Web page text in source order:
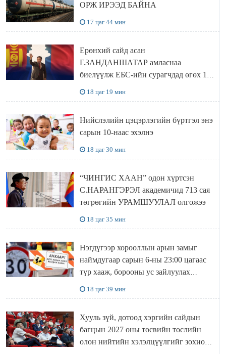
ОРЖ ИРЭЭД БАЙНА
17 цаг 44 мин
Ерөнхий сайд асан
Г.ЗАНДАНШАТАР амласнаа
биелүүлж ЕБС-ийн сурагчдад өгөх 10.
18 цаг 19 мин
Нийслэлийн цэцэрлэгийн бүртгэл энэ
сарын 10-наас эхэлнэ
18 цаг 30 мин
“ЧИНГИС ХААН” одон хүртсэн
С.НАРАНГЭРЭЛ академичид 713 сая
төгрөгийн УРАМШУУЛАЛ олгожээ
18 цаг 35 мин
Нэгдүгээр хорооллын арын замыг
наймдугаар сарын 6-ны 23:00 цагаас
түр хааж, борооны ус зайлуулах
18 цаг 39 мин
Хууль зүй, дотоод хэргийн сайдын
багцын 2027 оны төсвийн төслийн
олон нийтийн хэлэлцүүлгийг зохион